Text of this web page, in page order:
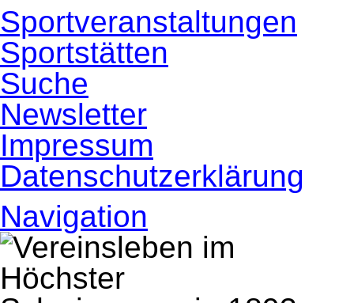
Sportveranstaltungen
Sportstätten
Suche
Newsletter
Impressum
Datenschutzerklärung
Navigation